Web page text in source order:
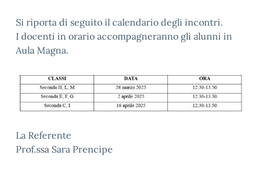
Si riporta di seguito il calendario degli incontri.
I docenti in orario accompagneranno gli alunni in
Aula Magna.
La Referente
Prof.ssa Sara Prencipe